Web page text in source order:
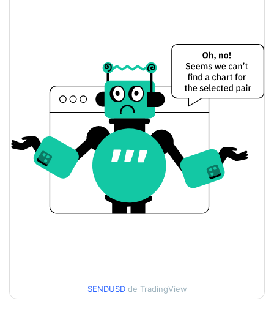
$0.000065509419
Abertura / Fecho de
Ontem
$0.000065456595 /
$0.000065509419
A mudança de ontem
Volume de ontem $3.6153573
Histórico do preço do Sendcoin
7 dias Baixa / 7 dias Alta
$0.000065456595 /
90 dias Baixa / 90 dias
$0.000065456595 /
SENDUSD de TradingView